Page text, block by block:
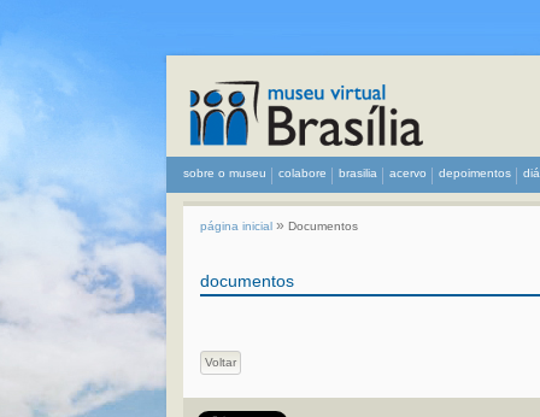
sobre o museu colabore brasilia acervo depoimentos
página inicial » Documentos
documentos
Voltar